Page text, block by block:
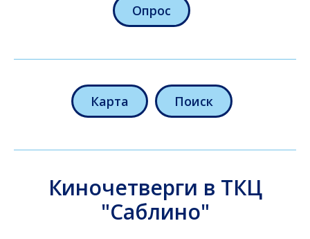
Опрос
Карта Поиск
Киночетверги в ТКЦ
"Саблино"